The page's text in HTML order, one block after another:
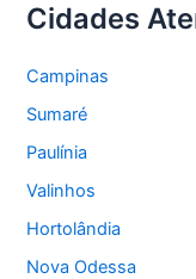
Cidades
Campinas
Sumaré
Paulínia
Valinhos
Hortolândia
Nova Odessa